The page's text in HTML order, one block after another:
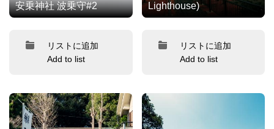
安乗神社 波乗守#2
リストに追加
Add to list
Lighthouse)
リストに追加
Add to list